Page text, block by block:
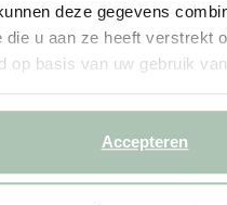
deze gegevens
die u aan ze heeft verstrekt
op basis van uw gebruik
Accepteren
werkdagen
IN WINKELMAND